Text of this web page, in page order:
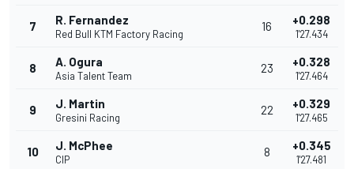
7 R. Fernandez
Red Bull KTM Factory Racing
16 +0.298
1'27.434
8 A. Ogura
Asia Talent Team
23 +0.328
1'27.464
9 J. Martin
Gresini Racing
22 +0.329
1'27.465
10 J. McPhee
CIP
8 +0.345
1'27.481